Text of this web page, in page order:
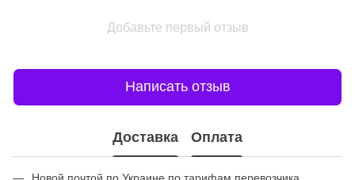
Добавьте первый отзыв
Написать отзыв
Доставка Оплата
Новой почтой по Украине по тарифам перевозчика.